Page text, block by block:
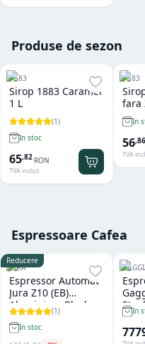
Produse de sezon
1883
Sirop 1883 Caramel
1 L
(1)
In stoc
65,82 RON
TVA inclus
1883
fara
In
56,86
TVA
Espressoare Cafea
Reducere
JURA
Espressor Automat
Jura Z10 (EB)
Aluminium Black
(1)
In stoc
In